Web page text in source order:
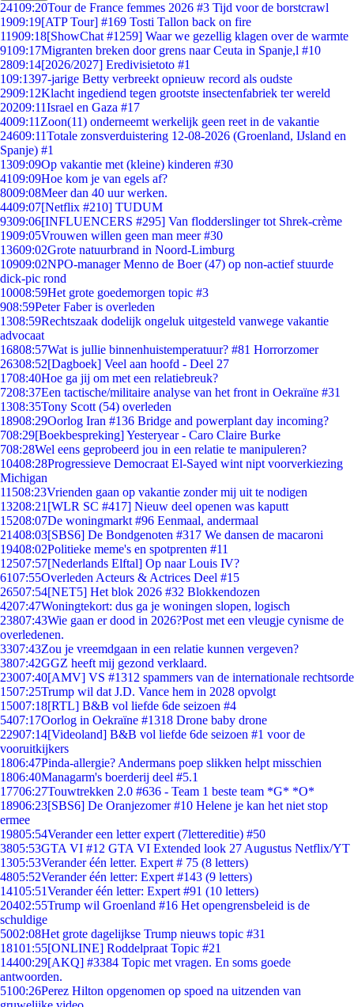
24109:20Tour de France femmes 2026 #3 Tijd voor de borstcrawl
1909:19[ATP Tour] #169 Tosti Tallon back on fire
11909:18[ShowChat #1259] Waar we gezellig klagen over de warmte
9109:17Migranten breken door grens naar Ceuta in Spanje,l #10
2809:14[2026/2027] Eredivisietoto #1
109:1397-jarige Betty verbreekt opnieuw record als oudste
2909:12Klacht ingediend tegen grootste insectenfabriek ter wereld
20209:11Israel en Gaza #17
4009:11 Zoon(11) onderneemt werkelijk geen reet in de vakantie
24609:11Totale zonsverduistering 12-08-2026 (Groenland, IJsland en
Spanje) #1
1309:09Op vakantie met (kleine) kinderen #30
4109:09Hoe kom je van egels af?
8009:08Meer dan 40 uur werken.
4409:07[Netflix #210] TUDUM
9309:06[INFLUENCERS #295] Van flodderslinger tot Shrek-crème
1909:05Vrouwen willen geen man meer #30
13609:02Grote natuurbrand in Noord-Limburg
10909:02NPO-manager Menno de Boer (47) op non-actief stuurde
dick-pic rond
10008:59Het grote goedemorgen topic #3
908:59Peter Faber is overleden
1308:59Rechtszaak dodelijk ongeluk uitgesteld vanwege vakantie
advocaat
16808:57Wat is jullie binnenhuistemperatuur? #81 Horrorzomer
26308:52[Dagboek] Veel aan hoofd - Deel 27
1708:40Hoe ga jij om met een relatiebreuk?
7208:37Een tactische/militaire analyse van het front in Oekraïne #31
1308:35Tony Scott (54) overleden
18908:29Oorlog Iran #136 Bridge and powerplant day incoming?
708:29[Boekbespreking] Yesteryear - Caro Claire Burke
708:28Wel eens geprobeerd jou in een relatie te manipuleren?
10408:28Progressieve Democraat El-Sayed wint nipt voorverkiezing
Michigan
11508:23Vrienden gaan op vakantie zonder mij uit te nodigen
13208:21 [WLR SC #417] Nieuw deel openen was kaputt
15208:07De woningmarkt #96 Eenmaal, andermaal
21408:03[SBS6] De Bondgenoten #317 We dansen de macaroni
19408:02Politieke meme's en spotprenten #11
12507:57[Nederlands Elftal] Op naar Louis IV?
6107:55Overleden Acteurs & Actrices Deel #15
26507:54[NET5] Het blok 2026 #32 Blokkendozen
4207:47Woningtekort: dus ga je woningen slopen, logisch
23807:43Wie gaan er dood in 2026?Post met een vleugje cynisme de
overledenen.
3307:43Zou je vreemdgaan in een relatie kunnen vergeven?
3807:42GGZ heeft mij gezond verklaard.
23007:40[AMV] VS #1312 spammers van de internationale rechtsorde
1507:25Trump wil dat J.D. Vance hem in 2028 opvolgt
15007:18[RTL] B&B vol liefde 6de seizoen #4
5407:17Oorlog in Oekraïne #1318 Drone baby drone
22907:14[Videoland] B&B vol liefde 6de seizoen #1 voor de
vooruitkijkers
1806:47Pinda-allergie? Andermans poep slikken helpt misschien
1806:40Managarm's boerderij deel #5.1
17706:27Touwtrekken 2.0 #636 - Team 1 beste team *G* *O*
18906:23[SBS6] De Oranjezomer #10 Helene je kan het niet stop
ermee
19805:54Verander een letter expert (7lettereditie) #50
3805:53GTA VI #12 GTA VI Extended look 27 Augustus Netflix/YT
1305:53Verander één letter. Expert # 75 (8 letters)
4805:52Verander één letter: Expert #143 (9 letters)
14105:51Verander één letter: Expert #91 (10 letters)
20402:55Trump wil Groenland #16 Het opengrensbeleid is de
schuldige
5002:08Het grote dagelijkse Trump nieuws topic #31
18101:55[ONLINE] Roddelpraat Topic #21
14400:29[AKQ] #3384 Topic met vragen. En soms goede
antwoorden.
5100:26Perez Hilton opgenomen op spoed na uitzenden van